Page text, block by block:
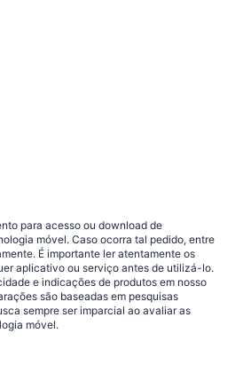
para acesso ou download de
móvel. Caso ocorra tal pedido, entre
É importante ler atentamente os
aplicativo ou serviço antes de utilizá-lo.
e indicações de produtos em nosso
são baseadas em pesquisas
sempre ser imparcial ao avaliar as
móvel.